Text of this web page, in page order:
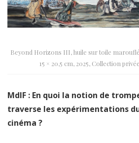
Beyond Horizons III, huile sur toile
15 × 20,5 cm, 2025, Collection privée
MdlF : En quoi la notion de
traverse les expérimentations
cinéma ?